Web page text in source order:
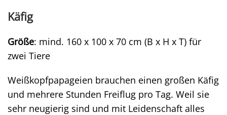
Käfig
Größe: mind. 160 x 100 x 70 cm (B x H x T) für
zwei Tiere
Weißkopfpapageien brauchen einen großen Käfig
und mehrere Stunden Freiflug pro Tag. Weil sie
sehr neugierig sind und mit Leidenschaft alles